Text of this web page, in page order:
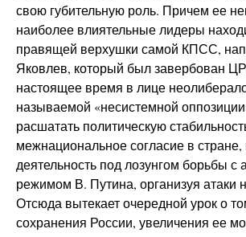
свою губительную роль. Причем ее
наиболее влиятельные лидеры
правящей верхушки самой КПСС,
Яковлев, который был завербован
настоящее время в лице
называемой «несистемной
расшатать политическую
межнациональное согласие в
деятельность под лозунгом борьбы с
режимом В. Путина, организуя атаки
Отсюда вытекает очередной урок о
сохранения России, увеличения ее